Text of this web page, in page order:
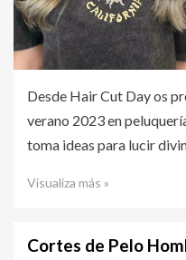
Desde Hair Cut Day os
verano 2023 en
toma ideas para lucir
Visualiza más »
Cortes de Pelo